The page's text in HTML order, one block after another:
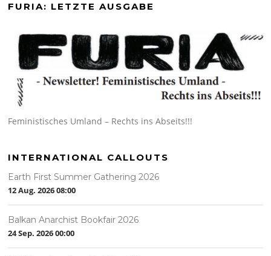
FURIA: LETZTE AUSGABE
Feministisches Umland – Rechts ins Abseits!!!
INTERNATIONAL CALLOUTS
Earth First Summer Gathering 2026
12 Aug. 202608:00
Balkan Anarchist Bookfair 2026
24 Sep. 202600:00